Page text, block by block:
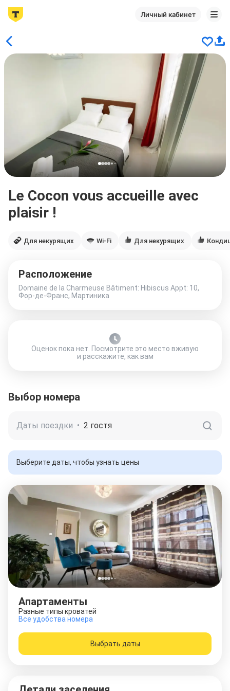
Личный кабинет
Le Cocon vous accueille avec
plaisir !
Для некурящих Wi-Fi Для некурящих
Расположение
Domaine de la Charmeuse Bâtiment: Hibiscus Appt: 10,
Фор-де-Франс, Мартиника
Оценок пока нет. Посмотрите это место вживую
и расскажите, как вам
Выбор номера
Даты поездки • 2 гостя
Выберите даты, чтобы узнать цены
Апартаменты
Разные типы кроватей
Все удобства номера
Выбрать даты